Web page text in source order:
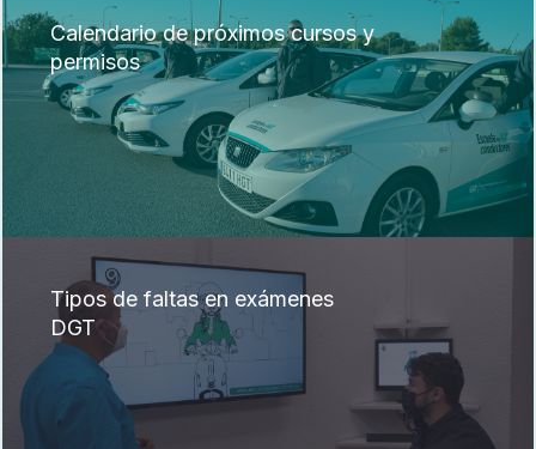
Calendario de próximos cursos y
permisos
Tipos de faltas en exámenes
DGT